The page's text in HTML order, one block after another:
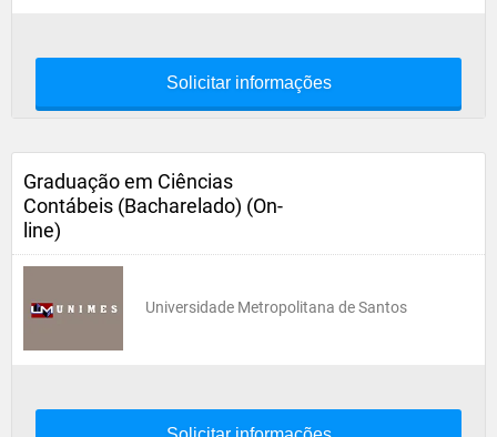
Solicitar informações
Graduação em Ciências
Contábeis (Bacharelado) (On-
line)
Universidade Metropolitana de Santos